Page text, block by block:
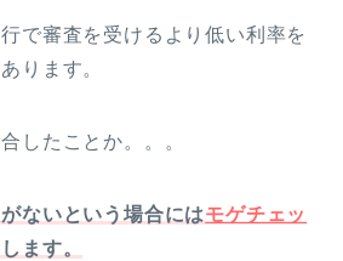
で審査を受けるより低い利率を
ります。
したことか。。。
ないという場合にはモゲチェッ
ます。